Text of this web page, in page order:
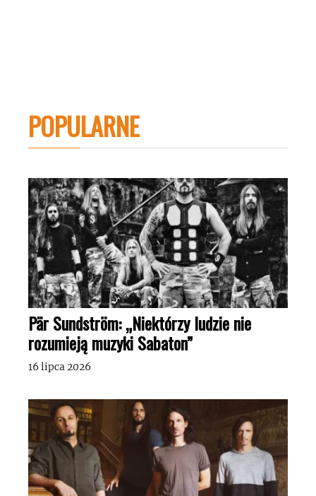
POPULARNE
Pär Sundström: „Niektórzy ludzie nie
rozumieją muzyki Sabaton”
16 lipca 2026